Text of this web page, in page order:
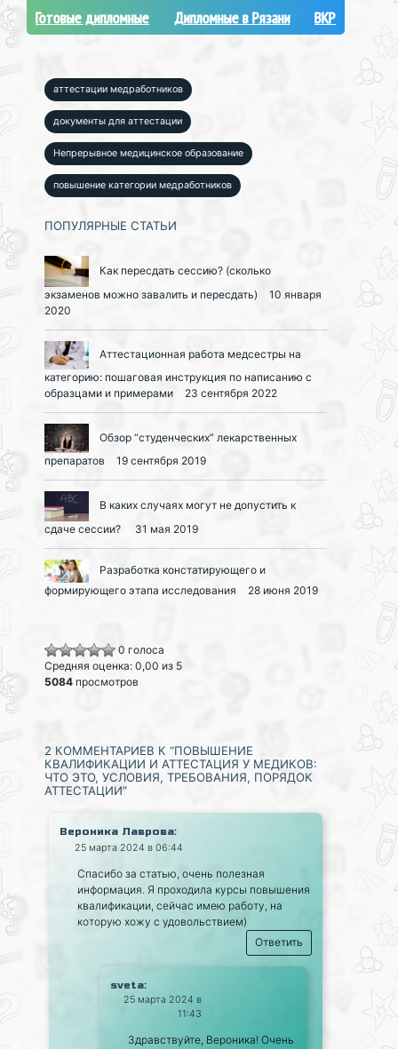
Готовые дипломные Дипломные в Рязани ВКР
аттестации медработников
документы для аттестации
Непрерывное медицинское образование
повышение категории медработников
ПОПУЛЯРНЫЕ СТАТЬИ
Как пересдать сессию? (сколько
экзаменов можно завалить и пересдать)
10 января
2020
Аттестационная работа медсестры на
категорию: пошаговая инструкция по написанию с
образцами и примерами
23 сентября 2022
Обзор “студенческих” лекарственных
препаратов
19 сентября 2019
В каких случаях могут не допустить к
сдаче сессии?
31 мая 2019
Разработка констатирующего и
формирующего этапа исследования
28 июня 2019
0 голоса
Средняя оценка: 0,00 из 5
5084 просмотров
2 КОММЕНТАРИЕВ К “ПОВЫШЕНИЕ
КВАЛИФИКАЦИИ И АТТЕСТАЦИЯ У МЕДИКОВ:
ЧТО ЭТО, УСЛОВИЯ, ТРЕБОВАНИЯ, ПОРЯДОК
АТТЕСТАЦИИ”
Вероника Лаврова:
25 марта 2024 в 06:44
Спасибо за статью, очень полезная
информация. Я проходила курсы повышения
квалификации, сейчас имею работу, на
которую хожу с удовольствием)
Ответить
sveta:
25 марта 2024 в
11:43
Здравствуйте, Вероника! Очень